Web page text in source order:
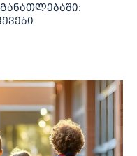
განათლებაში: